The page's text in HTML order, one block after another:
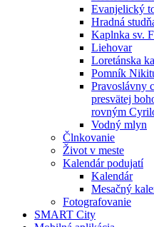
Evanjelický
Hradná
Kaplnka sv.
Liehovar
Loretánska
Pomník
Pravoslávny
presvätej
rovným
Vodný mlyn
Člnkovanie
Život v meste
Kalendár podujatí
Kalendár
Mesačný
Fotografovanie
SMART City